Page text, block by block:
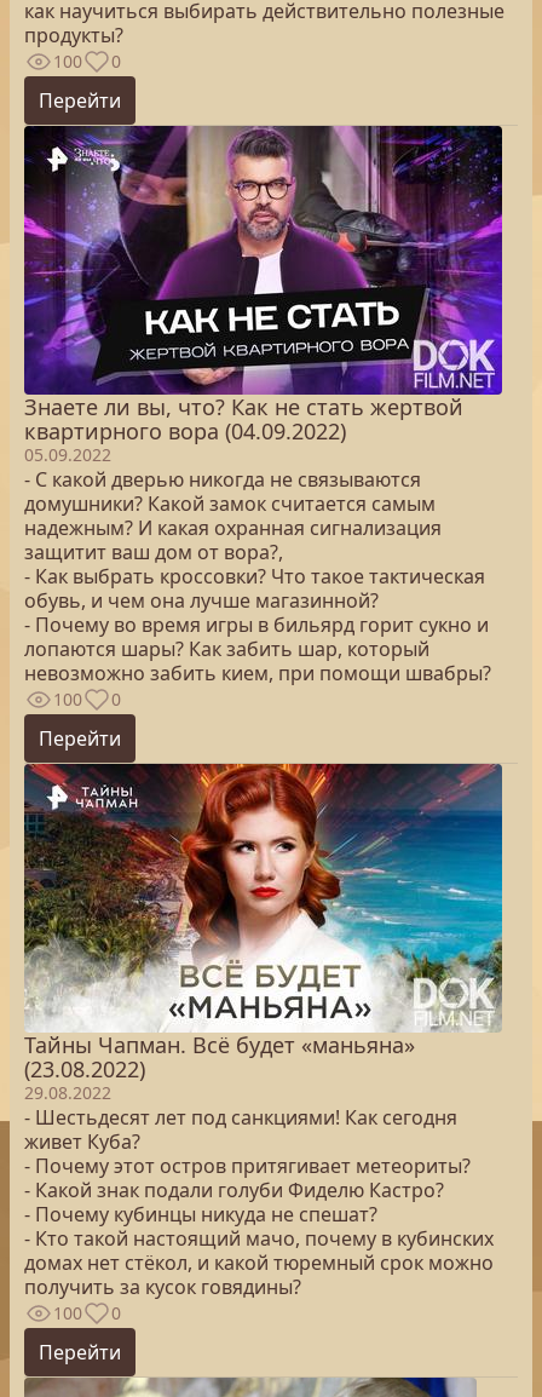
как научиться выбирать действительно полезные
продукты?
100 0
Перейти
Знаете ли вы, что? Как не стать жертвой
квартирного вора (04.09.2022)
05.09.2022
- С какой дверью никогда не связываются
домушники? Какой замок считается самым
надежным? И какая охранная сигнализация
защитит ваш дом от вора?,
- Как выбрать кроссовки? Что такое тактическая
обувь, и чем она лучше магазинной?
- Почему во время игры в бильярд горит сукно и
лопаются шары? Как забить шар, который
невозможно забить кием, при помощи швабры?
100 0
Перейти
Тайны Чапман. Всё будет «маньяна»
(23.08.2022)
29.08.2022
- Шестьдесят лет под санкциями! Как сегодня
живет Куба?
- Почему этот остров притягивает метеориты?
- Какой знак подали голуби Фиделю Кастро?
- Почему кубинцы никуда не спешат?
- Кто такой настоящий мачо, почему в кубинских
домах нет стёкол, и какой тюремный срок можно
получить за кусок говядины?
100 0
Перейти